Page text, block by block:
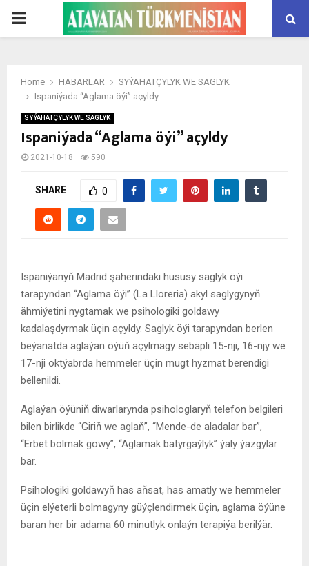
PRIMARY
Home HABARLAR
SYÝAHATÇYLYK WE SAGLYK
Ispaniýada “Aglama öýi” açyldy
SYÝAHATÇYLYK WE SAGLYK
Ispaniýada “Aglama öýi” açyldy
2021-10-18 590
SHARE 0
Ispaniýanyň Madrid şäherindäki hususy saglyk öýi
tarapyndan “Aglama öýi” (La Lloreria) akyl saglygynyň
ähmiýetini nygtamak we psihologiki goldawy
kadalaşdyrmak üçin açyldy. Saglyk öýi tarapyndan berlen
beýanatda aglaýan öýüň açylmagy sebäpli 15-nji, 16-njy we
17-nji oktýabrda hemmeler üçin mugt hyzmat berendigi
bellenildi.
Aglaýan öýüniň diwarlarynda psihologlaryň telefon belgileri
bilen birlikde “Giriň we aglaň”, “Mende-de aladalar bar”,
“Erbet bolmak gowy”, “Aglamak batyrgaýlyk” ýaly ýazgylar
bar.
Psihologiki goldawyň has aňsat, has amatly we hemmeler
üçin elýeterli bolmagyny güýçlendirmek üçin, aglama öýüne
baran her bir adama 60 minutlyk onlaýn terapiýa berilýär.